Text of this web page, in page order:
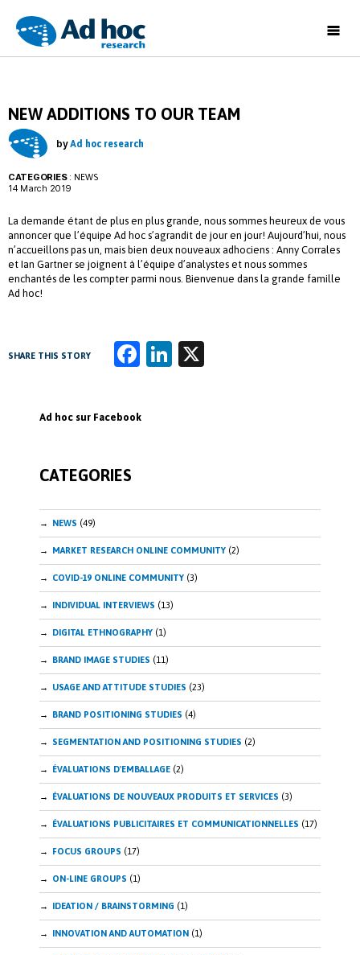
Ad
NEW ADDITIONS TO OUR TEAM
byAd hoc research
CATEGORIES: NEWS
14 March 2019
La demande étant de plus en plus grande, nous sommes heureux de vous
annoncer que l’équipe Ad hoc s’agrandit de jour en jour! Aujourd’hui, nous
n’accueillons pas un, mais bien deux nouveaux adhociens : Anny Corrales
et Ian Gartner se joignent à l’équipe d’analystes et nous sommes
enchantés de les compter parmi nous. Bienvenue dans la grande famille
Ad hoc!
SHARE THIS STORY
Fa
o
Li
Ad hoc sur Facebook
CATEGORIES
NEWS (49)
MARKET RESEARCH ONLINE COMMUNITY (2)
COVID-19 ONLINE COMMUNITY (3)
INDIVIDUAL INTERVIEWS (13)
DIGITAL ETHNOGRAPHY (1)
BRAND IMAGE STUDIES (11)
USAGE AND ATTITUDE STUDIES (23)
BRAND POSITIONING STUDIES (4)
SEGMENTATION AND POSITIONING STUDIES (2)
ÉVALUATIONS D'EMBALLAGE (2)
ÉVALUATIONS DE NOUVEAUX PRODUITS ET SERVICES (3)
ÉVALUATIONS PUBLICITAIRES ET COMMUNICATIONNELLES (17)
FOCUS GROUPS (17)
ON-LINE GROUPS (1)
IDEATION / BRAINSTORMING (1)
INNOVATION AND AUTOMATION (1)